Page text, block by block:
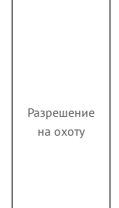
Разрешение
на охоту